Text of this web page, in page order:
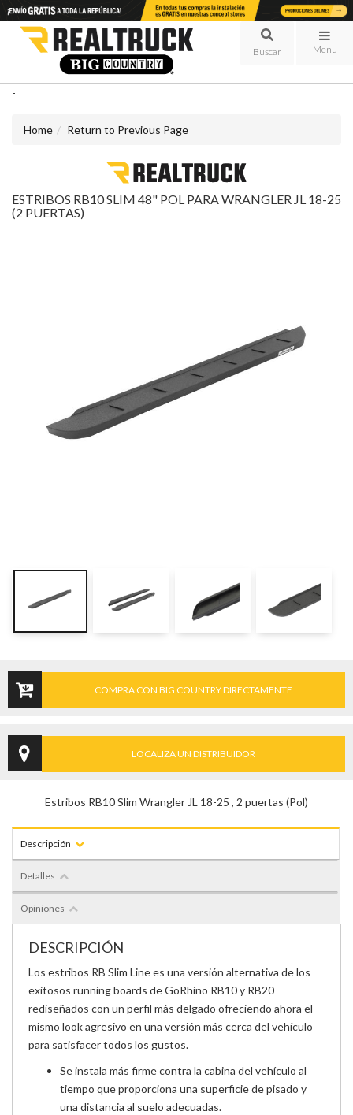
Menu
-
Home Return to Previous Page
ESTRIBOS RB10 SLIM 48" POL PARA WRANGLER JL 18-25
(2 PUERTAS)
COMPRA CON BIG COUNTRY DIRECTAMENTE
LOCALIZA UN DISTRIBUIDOR
Estribos RB10 Slim Wrangler JL 18-25 , 2 puertas (Pol)
Descripción
Detalles
Opiniones
DESCRIPCIÓN
Los estribos RB Slim Line es una versión alternativa de los
exitosos running boards de GoRhino RB10 y RB20
rediseñados con un perfil más delgado ofreciendo ahora el
mismo lookagresivo en una versión más cerca del vehículo
para satisfacer todos los gustos.
Se instala más firme contra la cabina del vehículo al
tiempo que proporciona una superficie de pisado y
una distancia al suelo adecuadas.